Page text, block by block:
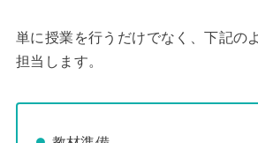
単に授業を行うだけでなく、下記の
担当します。